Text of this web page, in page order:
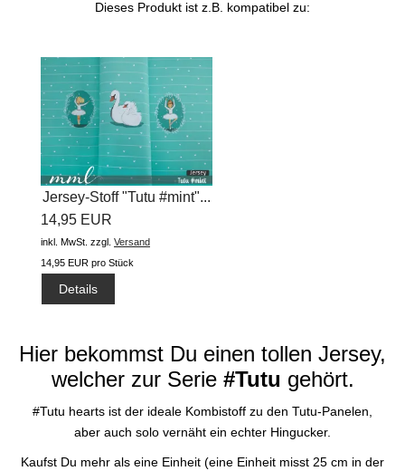
Dieses Produkt ist z.B. kompatibel zu:
Jersey-Stoff "Tutu #mint"...
14,95 EUR
inkl. MwSt. zzgl. Versand
14,95 EUR pro Stück
Details
Hier bekommst Du einen tollen Jersey,
welcher zur Serie #Tutu gehört.
#Tutu hearts ist der ideale Kombistoff zu den Tutu-Panelen,
aber auch solo vernäht ein echter Hingucker.
Kaufst Du mehr als eine Einheit (eine Einheit misst 25 cm in der